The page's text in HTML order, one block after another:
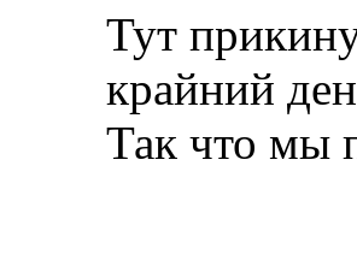
Тут
крайний
Так что мы